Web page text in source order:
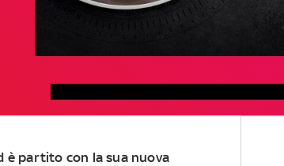
è partito con la sua nuova